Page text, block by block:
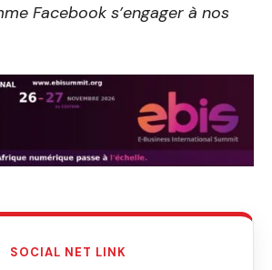
Facebook s’engager à nos
SOCIAL NET LINK